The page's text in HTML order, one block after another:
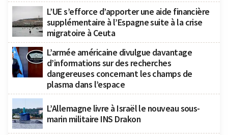
L’UE s’efforce d’apporter une aide financière
supplémentaire à l’Espagne suite à la crise
migratoire à Ceuta
L’armée américaine divulgue davantage
d’informations sur des recherches
dangereuses concernant les champs de
plasma dans l’espace
L’Allemagne livre à Israël le nouveau sous-
marin militaire INS Drakon